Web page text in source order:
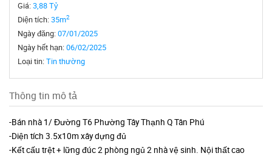
Giá:3,88 Tỷ
Diện tích:35m2
Ngày đăng:07/01/2025
Ngày hết hạn:06/02/2025
Loại tin:Tin thường
Thông tin mô tả
-Bán nhà 1/ Đường T6 Phường Tây Thạnh Q Tân Phú
-Diện tích 3.5x10m xây dựng đủ
-Kết cấu trệt + lững đúc 2 phòng ngủ 2 nhà vệ sinh. Nội thất cao